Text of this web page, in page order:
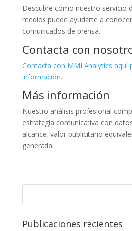
Descubre cómo nuestro servicio
medios puede ayudarte a
comunicados de prensa.
Contacta con
Contacta con MMI Analytics aquí
información.
Más información
Nuestro análisis profesional
estrategia comunicativa con
alcance, valor publicitario
generada.
Publicaciones recientes